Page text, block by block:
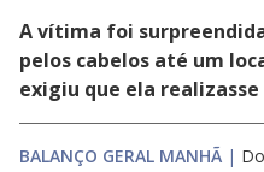
A vítima foi
pelos cabelos até um
exigiu que ela
BALANÇO GERAL MANHÃ |